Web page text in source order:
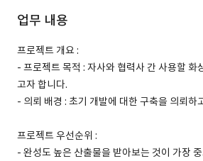
업무 내용
프로젝트 개요 :
- 프로젝트 목적 : 자사와 협력사 간 사용할 화
고자 합니다.
- 의뢰 배경 : 초기 개발에 대한 구축을 의뢰하
프로젝트 우선순위 :
- 완성도 높은 산출물을 받아보는 것이 가장